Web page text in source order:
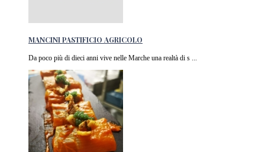
MANCINI PASTIFICIO AGRICOLO
Da poco più di dieci anni vive nelle Marche una realtà di s ...